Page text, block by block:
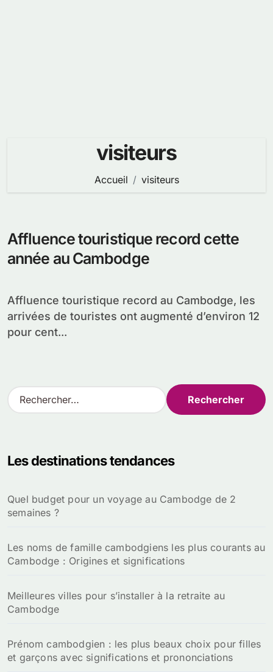
visiteurs
Accueil visiteurs
Affluence touristique record cette
année au Cambodge
Affluence touristique record au Cambodge, les
arrivées de touristes ont augmenté d’environ 12
pour cent...
R
e
r
e
r
Les destinations tendances
Quel budget pour un voyage au Cambodge de 2
semaines ?
Les noms de famille cambodgiens les plus courants au
Cambodge : Origines et significations
Meilleures villes pour s’installer à la retraite au
Cambodge
Prénom cambodgien : les plus beaux choix pour filles
et garçons avec significations et prononciations